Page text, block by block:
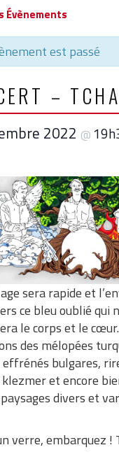
Évènements
est passé
–
2022 @
sera rapide et
ce bleu oublié qui
le corps et le
des mélopées
bulgares,
et encore
divers et
verre, embarquez !